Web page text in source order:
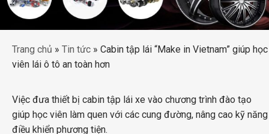
Trang chủ » Tin tức » Cabin tập lái “Make in Vietnam” giúp học
viên lái ô tô an toàn hơn
Việc đưa thiết bị cabin tập lái xe vào chương trình đào tạo
giúp học viên làm quen với các cung đường, nâng cao kỹ năng
điều khiển phương tiện.